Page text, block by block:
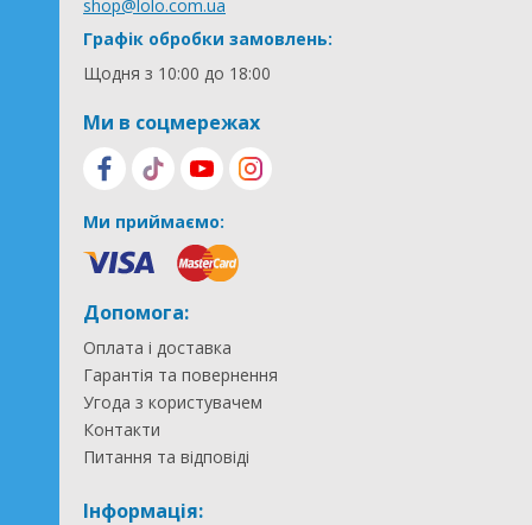
shop@lolo.com.ua
Графік обробки замовлень:
Щодня з 10:00 до 18:00
Ми в соцмережах
Ми приймаємо:
Допомога:
Оплата і доставка
Гарантія та повернення
Угода з користувачем
Контакти
Питання та відповіді
Інформація: